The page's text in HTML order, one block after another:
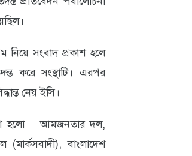
নিয়ে সংবাদ প্রকাশ হলে
করে সংস্থাটি। এরপর
নেয় ইসি।
হলো— আমজনতার দল,
(মার্কসবাদী), বাংলাদেশ